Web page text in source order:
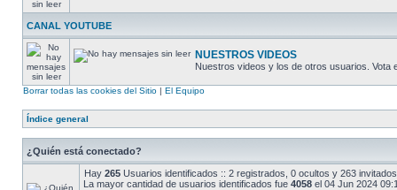
CANAL YOUTUBE
NUESTROS VIDEOS
Nuestros videos y los de otros usuarios. Vota
Borrar todas las cookies del Sitio | El Equipo
Índice general
¿Quién está conectado?
Hay 265 Usuarios identificados :: 2 registrados, 0 ocultos y 263
La mayor cantidad de usuarios identificados fue 4058 el 04 Jun 2024